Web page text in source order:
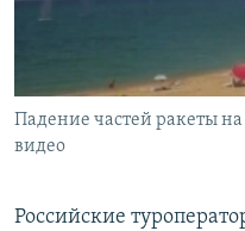
Падение частей ракеты
видео
Российские